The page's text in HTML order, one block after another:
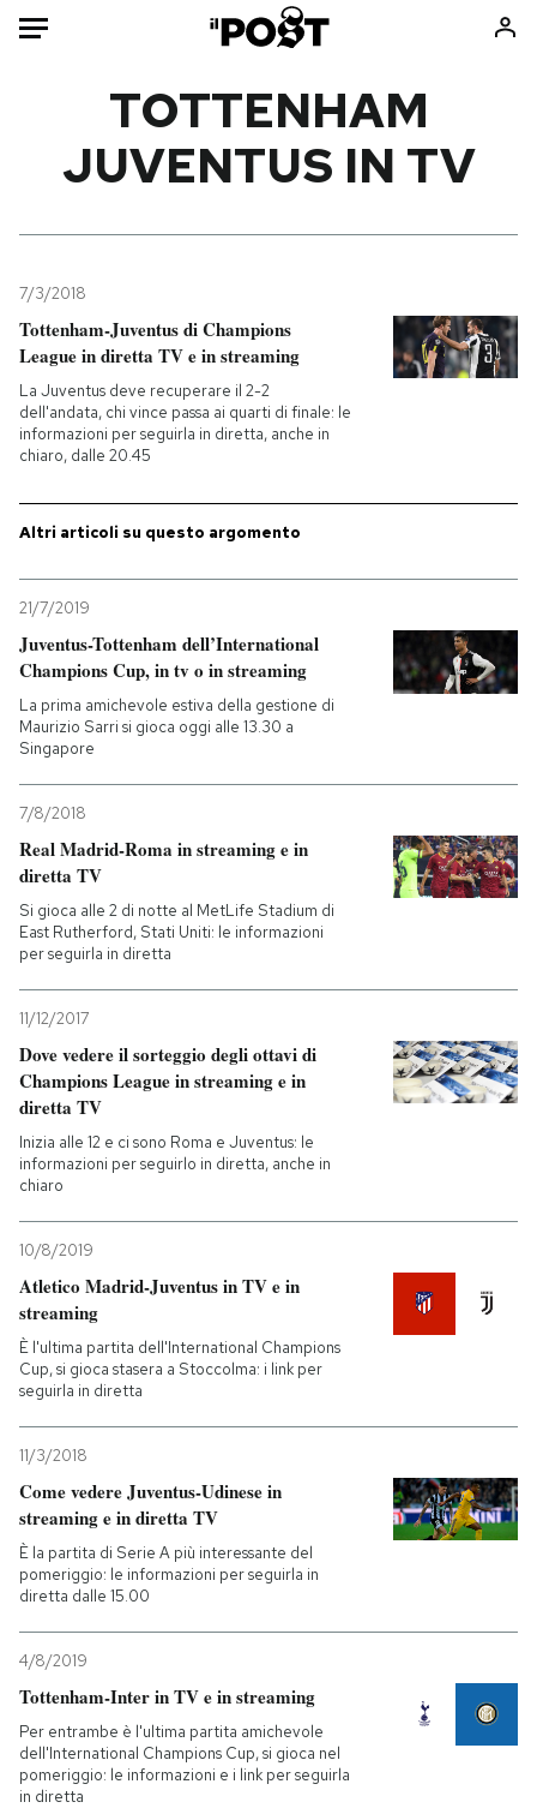
HOME
Mondo
Tecnologia
Internet
Cultura
Economia
Libri
Europa
Altrecose
PODCAST
NEWSLETTER
I MIEI PREFERITI
SHOP
CALENDARIO
TOTTENHAM
JUVENTUS IN TV
7/3/2018
Tottenham-Juventus di Champions
League in diretta TV e in streaming
La Juventus deve recuperare il 2-2
dell'andata, chi vince passa ai quarti di finale: le
informazioni per seguirla in diretta, anche in
chiaro, dalle 20.45
Altri articoli su questo argomento
21/7/2019
Juventus-Tottenham dell’International
Champions Cup, in tv o in streaming
La prima amichevole estiva della gestione di
Maurizio Sarri si gioca oggi alle 13.30 a
Singapore
7/8/2018
Real Madrid-Roma in streaming e in
diretta TV
Si gioca alle 2 di notte al MetLife Stadium di
East Rutherford, Stati Uniti: le informazioni
per seguirla in diretta
11/12/2017
Dove vedere il sorteggio degli ottavi di
Champions League in streaming e in
diretta TV
Inizia alle 12 e ci sono Roma e Juventus: le
informazioni per seguirlo in diretta, anche in
chiaro
10/8/2019
Atletico Madrid-Juventus in TV e in
streaming
È l'ultima partita dell'International Champions
Cup, si gioca stasera a Stoccolma: i link per
seguirla in diretta
11/3/2018
Come vedere Juventus-Udinese in
streaming e in diretta TV
È la partita di Serie A più interessante del
pomeriggio: le informazioni per seguirla in
diretta dalle 15.00
4/8/2019
Tottenham-Inter in TV e in streaming
Per entrambe è l'ultima partita amichevole
dell'International Champions Cup, si gioca nel
pomeriggio: le informazioni e i link per seguirla
in diretta